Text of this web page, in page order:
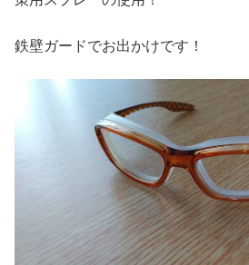
鉄壁ガードでお出かけです！